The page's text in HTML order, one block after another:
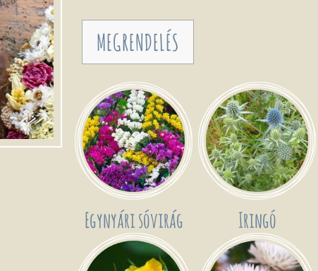
MEGRENDELÉS
Egynyári sóvirág Iringó